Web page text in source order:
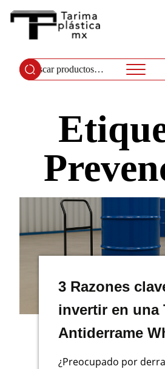
Buscar
por:
3 Razones
invertir en una
Antiderrame
¿Preocupado por